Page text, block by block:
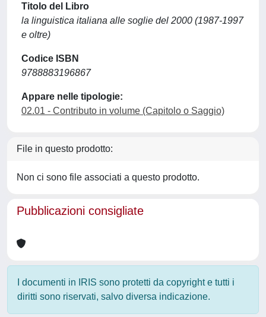
Titolo del Libro
la linguistica italiana alle soglie del 2000 (1987-1997
e oltre)
Codice ISBN
9788883196867
Appare nelle tipologie:
02.01 - Contributo in volume (Capitolo o Saggio)
File in questo prodotto:
Non ci sono file associati a questo prodotto.
Pubblicazioni consigliate
I documenti in IRIS sono protetti da copyright e tutti i
diritti sono riservati, salvo diversa indicazione.